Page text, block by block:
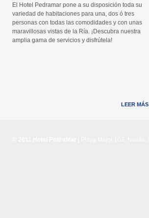
El Hotel Pedramar pone a su disposición toda su
variedad de habitaciones para una, dos ó tres
personas con todas las comodidades y con unas
maravillosas vistas de la Ría. ¡Descubra nuestra
amplia gama de servicios y disfrútela!
LEER MÁS